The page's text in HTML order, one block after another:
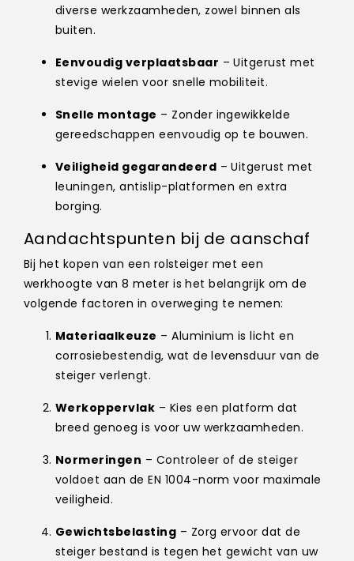
diverse werkzaamheden, zowel binnen als
buiten.
Eenvoudig verplaatsbaar – Uitgerust met
stevige wielen voor snelle mobiliteit.
Snelle montage – Zonder ingewikkelde
gereedschappen eenvoudig op te bouwen.
Veiligheid gegarandeerd – Uitgerust met
leuningen, antislip-platformen en extra
borging.
Aandachtspunten bij de aanschaf
Bij het kopen van een rolsteiger met een
werkhoogte van 8 meter is het belangrijk om de
volgende factoren in overweging te nemen:
Materiaalkeuze – Aluminium is licht en
corrosiebestendig, wat de levensduur van de
steiger verlengt.
Werkoppervlak – Kies een platform dat
breed genoeg is voor uw werkzaamheden.
Normeringen – Controleer of de steiger
voldoet aan de EN 1004-norm voor maximale
veiligheid.
Gewichtsbelasting – Zorg ervoor dat de
steiger bestand is tegen het gewicht van uw